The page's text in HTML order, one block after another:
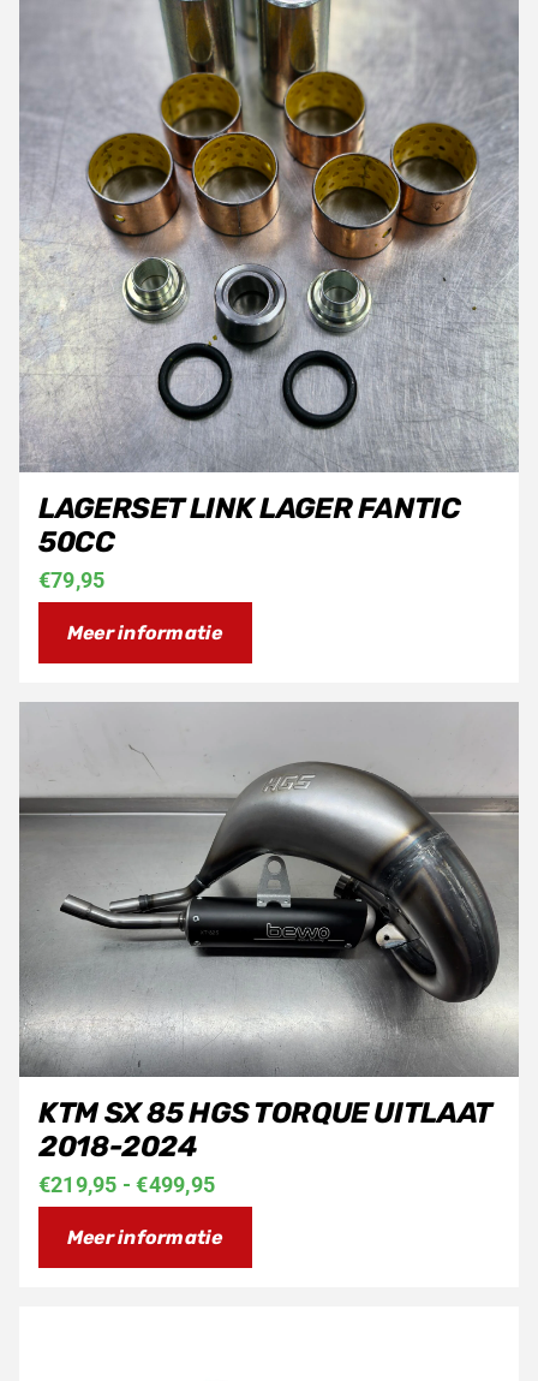
€79,95
LAGERSET LINK LAGER FANTIC
50CC
Meer informatie
€219,95 - €499,95Prijsklasse:
tot
KTM SX 85 HGS TORQUE UITLAAT
2018-2024
Meer informatie